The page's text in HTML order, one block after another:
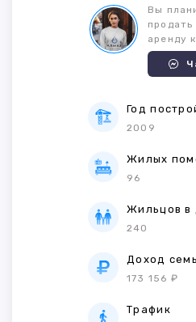
Вы
продать
аренду
Год
2009
Жилых
96
Жильцов в
240
Доход
173 156 ₽
Трафик